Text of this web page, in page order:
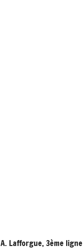
A. Lafforgue, 3ème ligne